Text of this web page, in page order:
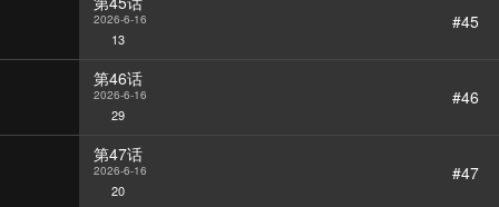
2026-6-16
13
#45
第46话
2026-6-16
29
#46
第47话
2026-6-16
20
#47